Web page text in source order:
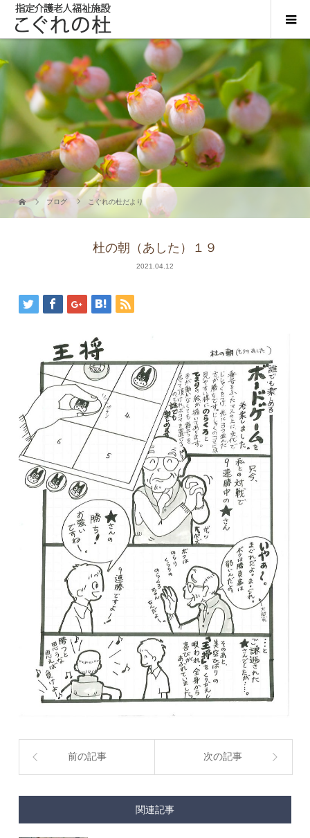
ブログ こぐれの杜だより
杜の朝（あした）１９
2021.04.12
前の記事 次の記事
関連記事